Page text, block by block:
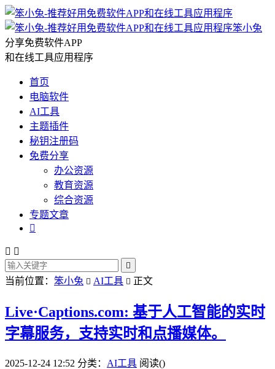
笨小兔
分享免费软件APP
和在线工具应用程序
首页
电脑软件
AI工具
主题插件
秘钥注册码
免费分享
办公资源
教育资源
综合资源
专题文章

 

当前位置： 笨小兔  AI工具  正文
Live·Captions.com: 基于人工智能的实时
字幕服务，支持实时和点播媒体。
2025-12-24 12:52 分类： AI工具 阅读()